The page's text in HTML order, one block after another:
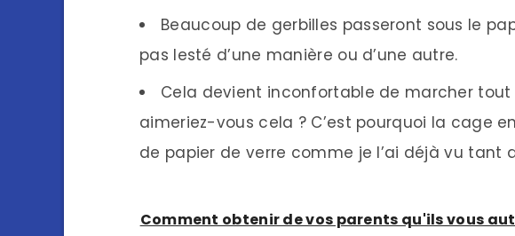
Beaucoup de gerbilles passeront sous le
pas lesté d’une manière ou d’une autre.
Cela devient inconfortable de marcher
aimeriez-vous cela ? C’est pourquoi la cage
de papier de verre comme je l’ai déjà vu tant
Comment obtenir de vos parents qu'ils vous